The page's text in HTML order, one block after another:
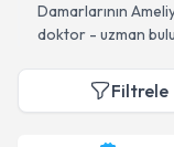
Damarlarının
doktor - uzman
Filtrele